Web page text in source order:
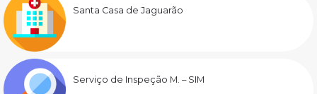
Santa Casa de Jaguarão
Serviço de Inspeção M. – SIM